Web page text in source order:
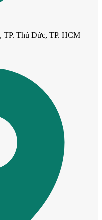
TP. Thủ Đức, TP. HCM